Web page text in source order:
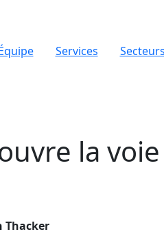
Services Secteurs
la
Thacker